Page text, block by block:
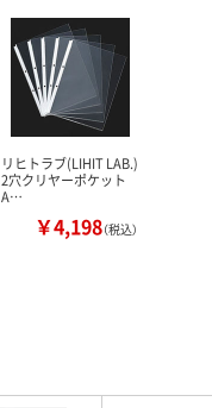
リヒトラブ(LIHIT LAB.)
2穴クリヤーポケット
A…
￥4,198（税込）